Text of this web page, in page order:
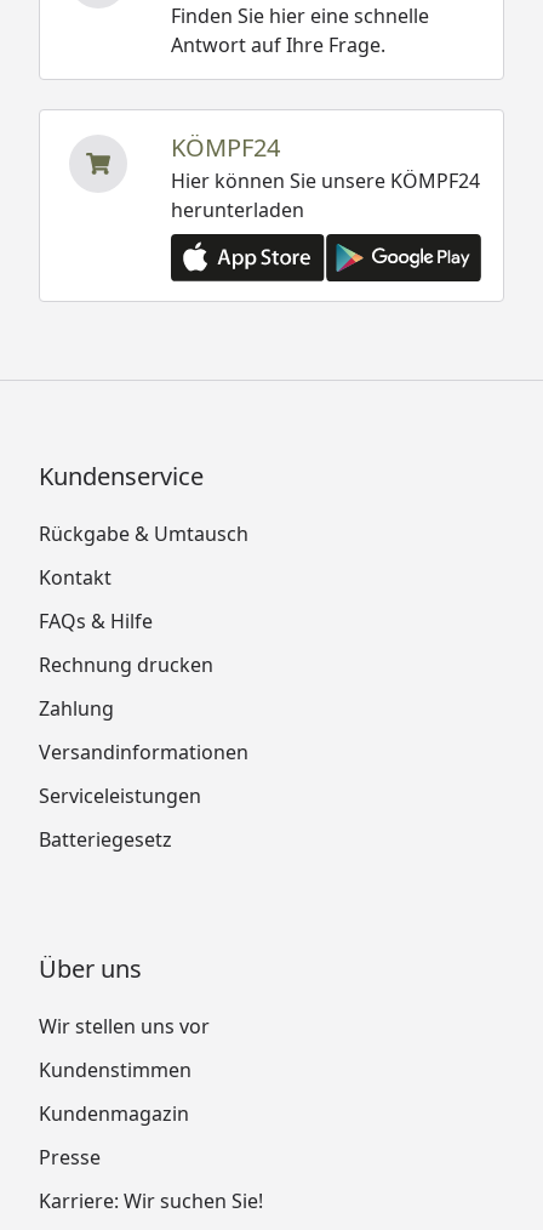
Finden Sie hier eine schnelle
Antwort auf Ihre Frage.
KÖMPF24
Hier können Sie unsere KÖMPF24
herunterladen
Kundenservice
Rückgabe & Umtausch
Kontakt
FAQs & Hilfe
Rechnung drucken
Zahlung
Versandinformationen
Serviceleistungen
Batteriegesetz
Über uns
Wir stellen uns vor
Kundenstimmen
Kundenmagazin
Presse
Karriere: Wir suchen Sie!